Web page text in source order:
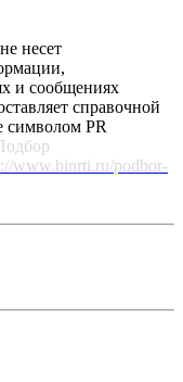
несет
и сообщениях
справочной
символом PR
www.binrti.ru/podbor-